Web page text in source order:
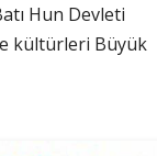
Hun Devleti
ve kültürleri Büyük